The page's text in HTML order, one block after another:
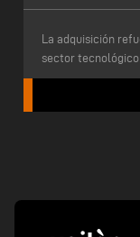
La adquisición
sector